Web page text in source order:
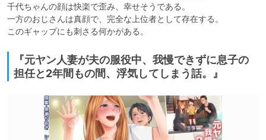
千代ちゃんの顔は快楽で歪み、幸せそうである。
一方のおじさんは真顔で、完全な上位者として存在する。
このギャップにも刺さる何かがある。
『元ヤン人妻が夫の服役中、我慢できずに息子の
担任と2年間もの間、浮気してしまう話。』